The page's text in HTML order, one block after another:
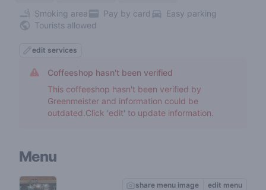
Smoking area Pay by card
Easy parking
Tourists allowed
edit services
Coffeeshop hasn't been verified
This coffeeshop hasn't been verified by
Greenmeister and information could be
outdated.Click 'edit' to update information.
Menu
share menu image
edit menu